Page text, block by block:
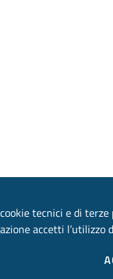
tecnici e di terze
accetti l’utilizzo